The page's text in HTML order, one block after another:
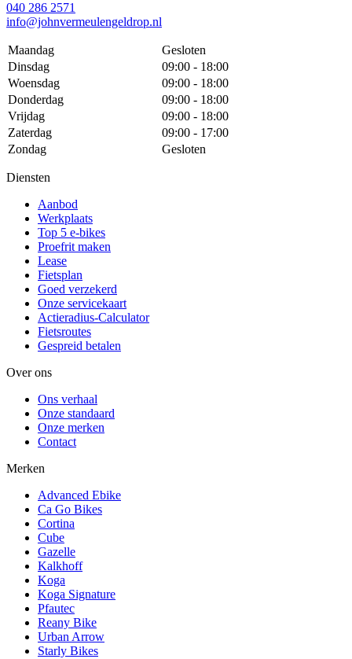
040 286 2571
info@johnvermeulengeldrop.nl
Maandag
Gesloten
Dinsdag
09:00 - 18:00
Woensdag
09:00 - 18:00
Donderdag
09:00 - 18:00
Vrijdag
09:00 - 18:00
Zaterdag
09:00 - 17:00
Zondag
Gesloten
Diensten
Aanbod
Werkplaats
Top 5 e-bikes
Proefrit maken
Lease
Fietsplan
Goed verzekerd
Onze servicekaart
Actieradius-Calculator
Fietsroutes
Gespreid betalen
Over ons
Ons verhaal
Onze standaard
Onze merken
Contact
Merken
Advanced Ebike
Ca Go Bikes
Cortina
Cube
Gazelle
Kalkhoff
Koga
Koga Signature
Pfautec
Reany Bike
Urban Arrow
Starly Bikes